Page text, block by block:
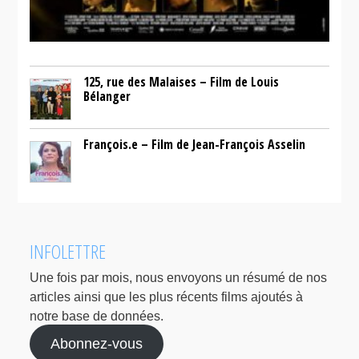
125, rue des Malaises – Film de Louis
Bélanger
François.e – Film de Jean-François Asselin
INFOLETTRE
Une fois par mois, nous envoyons un résumé de nos
articles ainsi que les plus récents films ajoutés à
notre base de données.
Abonnez-vous